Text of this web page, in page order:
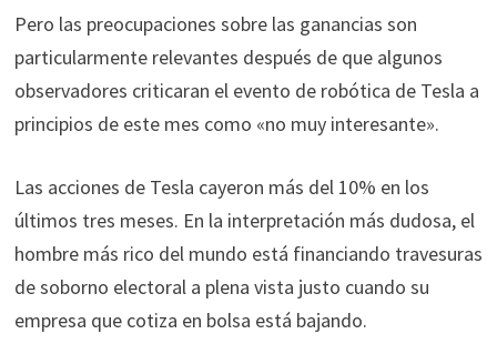
Pero las preocupaciones sobre las ganancias son
particularmente relevantes después de que algunos
observadores criticaran el evento de robótica de Tesla a
principios de este mes como «no muy interesante».
Las acciones de Tesla cayeron más del 10% en los
últimos tres meses. En la interpretación más dudosa, el
hombre más rico del mundo está financiando travesuras
de soborno electoral a plena vista justo cuando su
empresa que cotiza en bolsa está bajando.